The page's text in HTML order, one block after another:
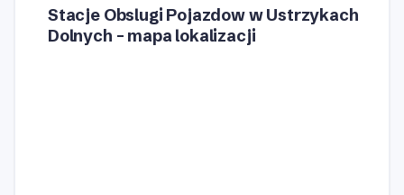
Stacje Obslugi Pojazdow w Ustrzykach
Dolnych – mapa lokalizacji